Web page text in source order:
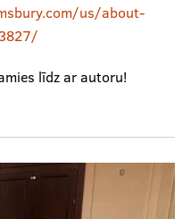
us/about-
līdz ar autoru!